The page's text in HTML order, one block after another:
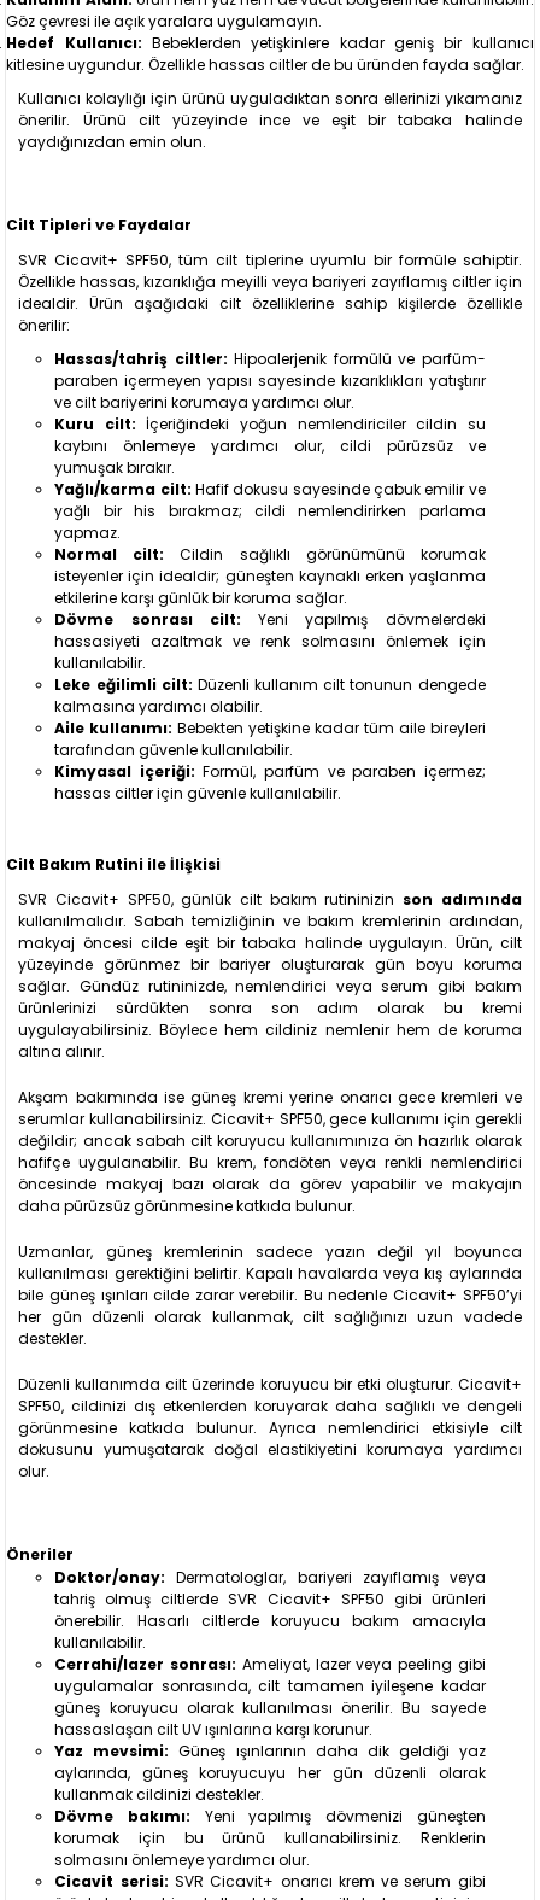
Göz çevresi ile açık yaralara uygulamayın.
Hedef Kullanıcı: Bebeklerden yetişkinlere kadar geniş bir kullanıcı
kitlesine uygundur. Özellikle hassas ciltler de bu üründen fayda sağlar.
Kullanıcı kolaylığı için ürünü uyguladıktan sonra ellerinizi yıkamanız
önerilir. Ürünü cilt yüzeyinde ince ve eşit bir tabaka halinde
yaydığınızdan emin olun.
Cilt Tipleri ve Faydalar
SVR Cicavit+ SPF50, tüm cilt tiplerine uyumlu bir formüle sahiptir.
Özellikle hassas, kızarıklığa meyilli veya bariyeri zayıflamış ciltler için
idealdir. Ürün aşağıdaki cilt özelliklerine sahip kişilerde özellikle
önerilir:
Hassas/tahriş ciltler: Hipoalerjenik formülü ve parfüm-
paraben içermeyen yapısı sayesinde kızarıklıkları yatıştırır
ve cilt bariyerini korumaya yardımcı olur.
Kuru cilt: İçeriğindeki yoğun nemlendiriciler cildin su
kaybını önlemeye yardımcı olur, cildi pürüzsüz ve
yumuşak bırakır.
Yağlı/karma cilt: Hafif dokusu sayesinde çabuk emilir ve
yağlı bir his bırakmaz; cildi nemlendirirken parlama
yapmaz.
Normal cilt: Cildin sağlıklı görünümünü korumak
isteyenler için idealdir; güneşten kaynaklı erken yaşlanma
etkilerine karşı günlük bir koruma sağlar.
Dövme sonrası cilt: Yeni yapılmış dövmelerdeki
hassasiyeti azaltmak ve renk solmasını önlemek için
kullanılabilir.
Leke eğilimli cilt: Düzenli kullanım cilt tonunun dengede
kalmasına yardımcı olabilir.
Aile kullanımı: Bebekten yetişkine kadar tüm aile bireyleri
tarafından güvenle kullanılabilir.
Kimyasal içeriği: Formül, parfüm ve paraben içermez;
hassas ciltler için güvenle kullanılabilir.
Cilt Bakım Rutini ile İlişkisi
SVR Cicavit+ SPF50, günlük cilt bakım rutininizin son adımında
kullanılmalıdır. Sabah temizliğinin ve bakım kremlerinin ardından,
makyaj öncesi cilde eşit bir tabaka halinde uygulayın. Ürün, cilt
yüzeyinde görünmez bir bariyer oluşturarak gün boyu koruma
sağlar. Gündüz rutininizde, nemlendirici veya serum gibi bakım
ürünlerinizi sürdükten sonra son adım olarak bu kremi
uygulayabilirsiniz. Böylece hem cildiniz nemlenir hem de koruma
altına alınır.
Akşam bakımında ise güneş kremi yerine onarıcı gece kremleri ve
serumlar kullanabilirsiniz. Cicavit+ SPF50, gece kullanımı için gerekli
değildir; ancak sabah cilt koruyucu kullanımınıza ön hazırlık olarak
hafifçe uygulanabilir. Bu krem, fondöten veya renkli nemlendirici
öncesinde makyaj bazı olarak da görev yapabilir ve makyajın
daha pürüzsüz görünmesine katkıda bulunur.
Uzmanlar, güneş kremlerinin sadece yazın değil yıl boyunca
kullanılması gerektiğini belirtir. Kapalı havalarda veya kış aylarında
bile güneş ışınları cilde zarar verebilir. Bu nedenle Cicavit+ SPF50’yi
her gün düzenli olarak kullanmak, cilt sağlığınızı uzun vadede
destekler.
Düzenli kullanımda cilt üzerinde koruyucu bir etki oluşturur. Cicavit+
SPF50, cildinizi dış etkenlerden koruyarak daha sağlıklı ve dengeli
görünmesine katkıda bulunur. Ayrıca nemlendirici etkisiyle cilt
dokusunu yumuşatarak doğal elastikiyetini korumaya yardımcı
olur.
Öneriler
Doktor/onay: Dermatologlar, bariyeri zayıflamış veya
tahriş olmuş ciltlerde SVR Cicavit+ SPF50 gibi ürünleri
önerebilir. Hasarlı ciltlerde koruyucu bakım amacıyla
kullanılabilir.
Cerrahi/lazer sonrası: Ameliyat, lazer veya peeling gibi
uygulamalar sonrasında, cilt tamamen iyileşene kadar
güneş koruyucu olarak kullanılması önerilir. Bu sayede
hassaslaşan cilt UV ışınlarına karşı korunur.
Yaz mevsimi: Güneş ışınlarının daha dik geldiği yaz
aylarında, güneş koruyucuyu her gün düzenli olarak
kullanmak cildinizi destekler.
Dövme bakımı: Yeni yapılmış dövmenizi güneşten
korumak için bu ürünü kullanabilirsiniz. Renklerin
solmasını önlemeye yardımcı olur.
Cicavit serisi: SVR Cicavit+ onarıcı krem ve serum gibi